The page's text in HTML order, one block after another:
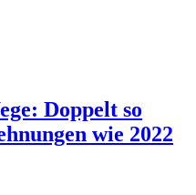
Doppelt so
wie 2022